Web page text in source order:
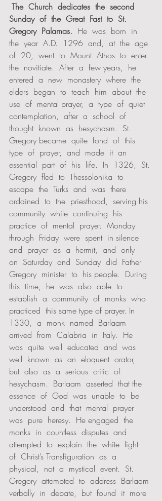
The  Church  dedicates  the  second
Sunday  of  the  Great  Fast  to  St.
Gregory  Palamas. He  was  born  in
the  year  A.D.  1296  and,  at  the  age
of  20,  went  to  Mount  Athos  to  enter
the  novitiate.  After  a  few years,  he
entered  a  new  monastery  where  the
elders  began  to  teach  him  about  the
use  of  mental prayer,  a  type  of  quiet
contemplation,  after  a  school  of
thought  known  as  hesychasm.  St.
Gregory became  quite  fond  of  this
type  of  prayer,  and  made  it  an
essential  part  of  his  life.  In  1326,  St.
Gregory  fled  to  Thessolonika  to
escape  the  Turks  and  was  there
ordained  to  the  priesthood,  serving his
community  while  continuing  his
practice  of  mental  prayer.  Monday
through  Friday  were  spent  in silence
and  prayer  as  a  hermit,  and  only
on  Saturday  and  Sunday  did  Father
Gregory  minister  to  his people.  During
this  time,  he  was  also  able  to
establish  a  community  of  monks  who
practiced  this same type of prayer. In
1330,  a  monk  named  Barlaam
arrived  from  Calabria  in  Italy.  He
was  quite  well  educated  and  was
well  known  as  an  eloquent  orator,
but  also  as  a  serious  critic  of
hesychasm.  Barlaam  asserted  that the
essence  of  God  was  unable  to  be
understood  and  that  mental  prayer
was  pure  heresy.  He engaged  the
monks  in  countless  disputes  and
attempted  to  explain  the  white  light
of  Christ’s Transfiguration  as  a
physical,  not  a  mystical  event.  St.
Gregory  attempted  to  address  Barlaam
verbally  in  debate,  but  found  it  more